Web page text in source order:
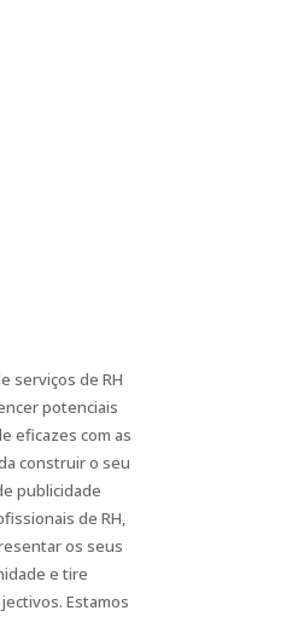
serviços de RH
potenciais
eficazes com as
construir o seu
publicidade
de RH,
os seus
e tire
Estamos